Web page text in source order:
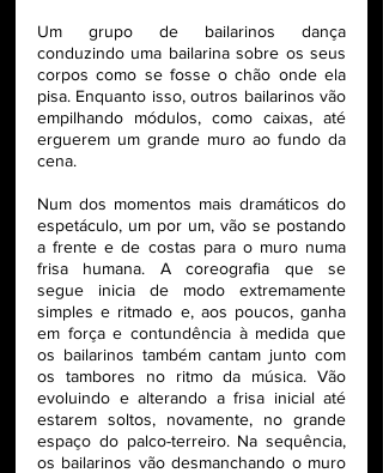
Um grupo de bailarinos dança
conduzindo uma bailarina sobre os seus
corpos como se fosse o chão onde ela
pisa. Enquanto isso, outros bailarinos vão
empilhando módulos, como caixas, até
erguerem um grande muro ao fundo da
cena.
Num dos momentos mais dramáticos do
espetáculo, um por um, vão se postando
a frente e de costas para o muro numa
frisa humana. A coreografia que se
segue inicia de modo extremamente
simples e ritmado e, aos poucos, ganha
em força e contundência à medida que
os bailarinos também cantam junto com
os tambores no ritmo da música. Vão
evoluindo e alterando a frisa inicial até
estarem soltos, novamente, no grande
espaço do palco-terreiro. Na sequência,
os bailarinos vão desmanchando o muro